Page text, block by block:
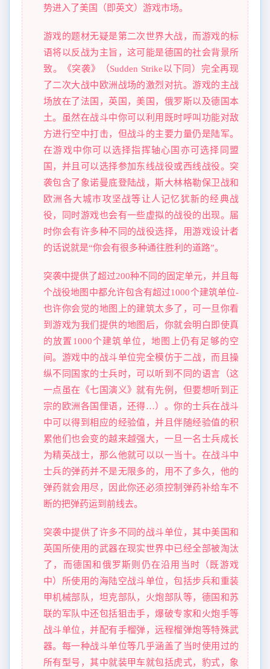
势进入了美国（即英文）游戏市场。
游戏的题材无疑是第二次世界大战，而游戏的标
语将以反战为主旨，这可能是德国的社会背景所
致。《突袭》（Sudden Strike以下同）完全再现
了二次大战中欧洲战场的激烈对抗。游戏的主战
场放在了法国，英国，美国，俄罗斯以及德国本
土。虽然在战斗中你可以利用既时呼叫功能对敌
方进行空中打击，但战斗的主要力量仍是陆军。
在游戏中你可以选择指挥轴心国亦可选择同盟
国，并且可以选择参加东线战役或西线战役。突
袭包含了象诺曼底登陆战，斯大林格勒保卫战和
欧洲各大城市攻坚战等让人记忆犹新的经典战
役，同时游戏也会有一些虚拟的战役的出现。届
时你会有许多种不同的战役选择，用游戏设计者
的话说就是“你会有很多种通往胜利的道路”。
突袭中提供了超过200种不同的固定单元，并且每
个战役地图中都允许包含有超过1000个建筑单位-
也许你会觉的地图上的建筑太多了，可一旦你看
到游戏为我们提供的地图后，你就会明白即使真
的放置1000个建筑单位，地图上仍有足够的空
间。游戏中的战斗单位完全模仿于二战，而且操
纵不同国家的士兵时，可以听到不同的语言（这
一点虽在《七国演义》就有先例，但要想听到正
宗的欧洲各国俚语，还得…）。你的士兵在战斗
中可以得到相应的经验值，并且伴随经验值的积
累他们也会变的越来越强大，一旦一名士兵成长
为精英战士，那么他就可以以一当十。在战斗中
士兵的弹药并不是无限多的，用不了多久，他的
弹药就会用尽，因此你还必须控制弹药补给车不
断的把弹药运到前线去。
突袭中提供了许多不同的战斗单位，其中美国和
英国所使用的武器在现实世界中已经全部被淘汰
了，而德国和俄罗斯则仍在沿用当时（既游戏
中）所使用的海陆空战斗单位，包括步兵和重装
甲机械部队，坦克部队，火炮部队等，德国和苏
联的军队中还包括狙击手，爆破专家和火炮手等
战斗单位，并配有手榴弹，远程榴弹炮等特殊武
器。每一种战斗单位等几乎涵盖了当时使用过的
所有型号，其中就装甲车就包括虎式，豹式，象